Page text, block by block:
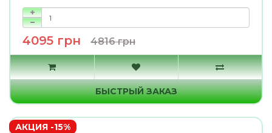
4095 грн 4816 грн
БЫСТРЫЙ ЗАКАЗ
АКЦИЯ -15%